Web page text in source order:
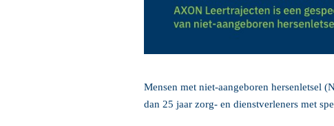
Mensen met niet-aangeboren hersenletsel
dan 25 jaar zorg- en dienstverleners met